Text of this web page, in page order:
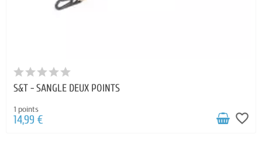
S&T - SANGLE DEUX POINTS
1 points
14,99 € favorite_border